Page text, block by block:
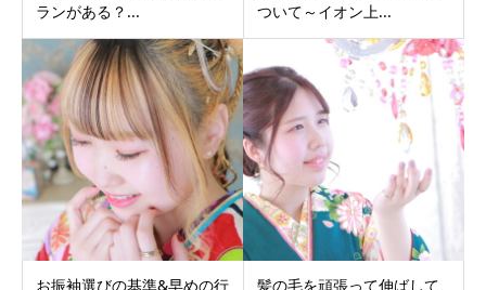
ランがある？...
ついて～イオン上...
お振袖選びの基準&早めの行
髪の毛を頑張って伸ばして